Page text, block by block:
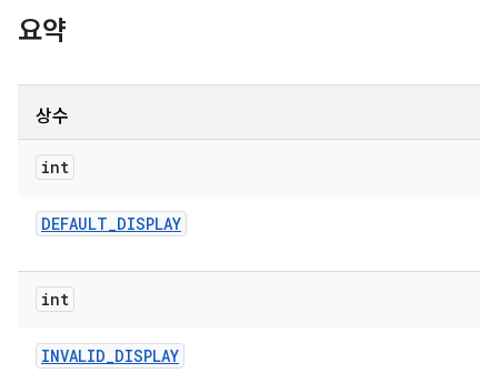
요약
상수
int
DEFAULT_DISPLAY
int
INVALID_DISPLAY